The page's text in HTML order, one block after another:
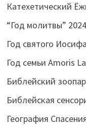
Катехетический
“Год молитвы” 2024
Год святого Иосифа
Год семьи Amoris
Библейский
Библейская
География